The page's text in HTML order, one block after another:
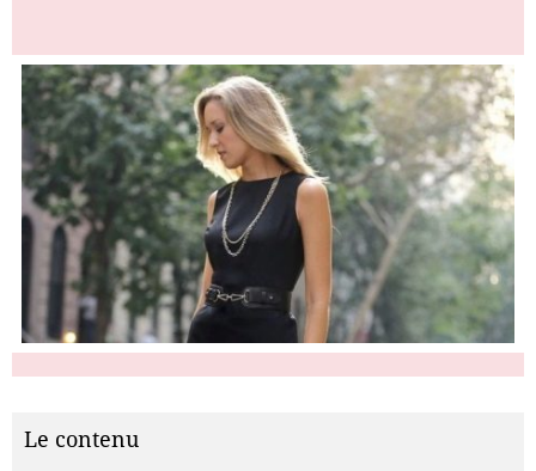
Le contenu